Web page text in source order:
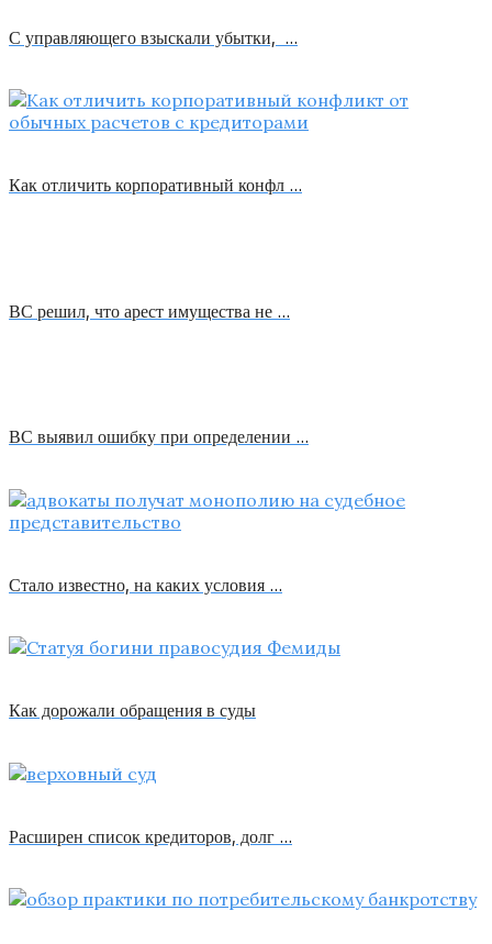
С управляющего взыскали убытки, …
Как отличить корпоративный конфл …
ВС решил, что арест имущества не …
ВС выявил ошибку при определении …
Стало известно, на каких условия …
Как дорожали обращения в суды
Расширен список кредиторов, долг …